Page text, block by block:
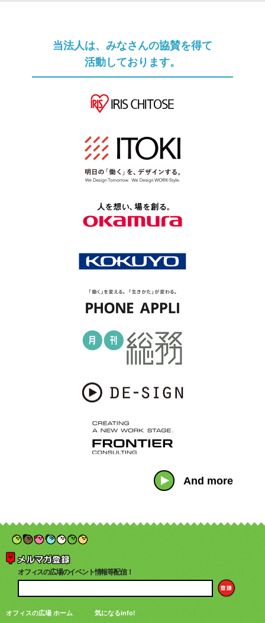
当法人は、みなさんの協賛を得て
活動しております。
And more
オフィスの広場のイベント情報等配信！
オフィスの広場 ホーム 気になるinfo!